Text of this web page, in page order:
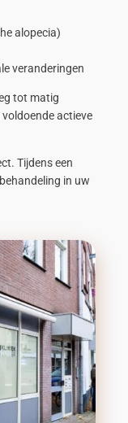
alopecia)
veranderingen
tot matig
actieve
Tijdens een
in uw